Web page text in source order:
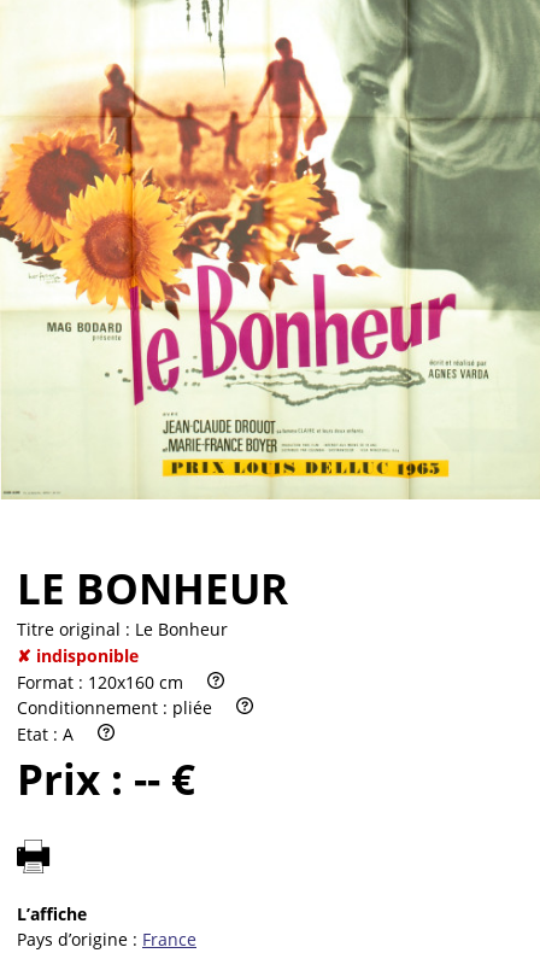
LE BONHEUR
Titre original : Le Bonheur
✘ indisponible
Format : 120x160 cm
Conditionnement : pliée
Etat : A
Prix : -- €
L’affiche
Pays d’origine : France